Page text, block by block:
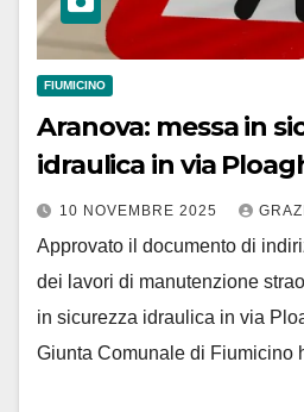
FIUMICINO
Aranova: messa in
idraulica in via
10 NOVEMBRE 2025
Approvato il documento di
dei lavori di manutenzione
in sicurezza idraulica in via
Giunta Comunale di Fiumicino